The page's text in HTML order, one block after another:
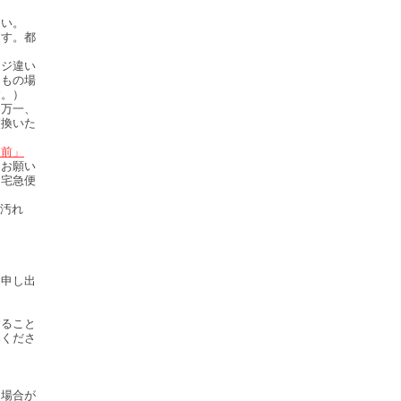
。
。都
違い
の場
）
一、
いた
」
願い
急便
れ
し出
こと
ださ
合が